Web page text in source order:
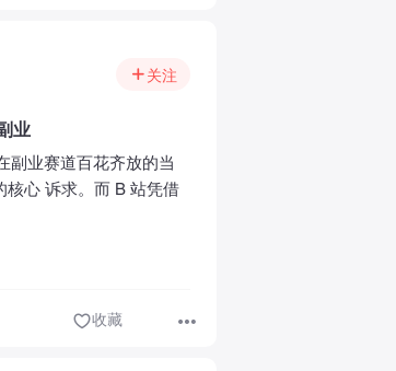
关注
业
副业赛道百花齐放的当
心 诉求。而 B 站凭借
收藏